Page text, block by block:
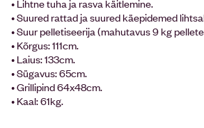
• Lihtne tuha ja rasva käitlemine.
• Suured rattad ja suured käepidemed
• Suur pelletiseerija (mahutavus 9 kg
• Kõrgus: 111cm.
• Laius: 133cm.
• Sügavus: 65cm.
• Grillipind 64x48cm.
• Kaal: 61kg.